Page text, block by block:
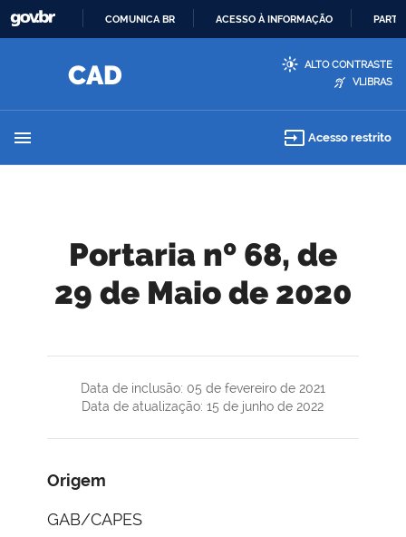
CONTEÚDO
COMUNICA BR ACESSO À INFORMAÇÃO
ALTO CONTRASTE
VLIBRAS
menu input Acesso restrito
Portaria nº 68, de
29 de Maio de 2020
Data de inclusão: 05 de fevereiro de 2021
Data de atualização: 15 de junho de 2022
Origem
GAB/CAPES